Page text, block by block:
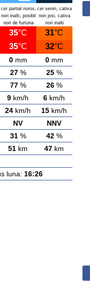
cer partial noros,
nori inalti, posibil
nori de furtuna
cer senin, cativa
nori josi, cativa
nori inalti
35°C 31°C
35°C 32°C
0mm 0mm
27% 25%
77% 26%
9 km/h 6 km/h
24 km/h 15 km/h
NV NNV
31% 42%
51 km 47 km
16:26